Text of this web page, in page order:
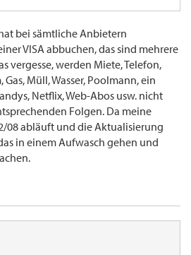
bei sämtliche Anbietern
VISA abbuchen, das sind mehrere
vergesse, werden Miete, Telefon,
Müll, Wasser, Poolmann, ein
Netflix, Web-Abos usw. nicht
Folgen. Da meine
08 abläuft und die Aktualisierung
in einem Aufwasch gehen und